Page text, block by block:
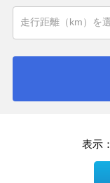
表示：